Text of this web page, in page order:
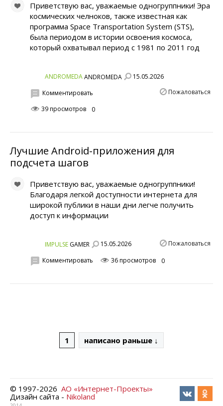
Приветствую вас, уважаемые одногруппники! Эра
космических челноков, также известная как
программа Space Transportation System (STS),
была периодом в истории освоения космоса,
который охватывал период с 1981 по 2011 год
ANDROMEDAANDROMEDA
15.05.2026
Пожаловаться
Комментировать
39 просмотров
0
Лучшие Android-приложения для
подсчета шагов
Приветствую вас, уважаемые одногруппники!
Благодаря легкой доступности интернета для
широкой публики в наши дни легче получить
доступ к информации
IMPULSE GAMER 15.05.2026 Пожаловаться
Комментировать 36 просмотров 0
1 написано раньше ↓
© 1997-2026 АО «Интернет-Проекты»
Дизайн сайта - Nikoland